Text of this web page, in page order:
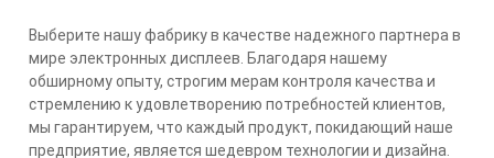
Выберите нашу фабрику в качестве надежного партнера в
мире электронных дисплеев. Благодаря нашему
обширному опыту, строгим мерам контроля качества и
стремлению к удовлетворению потребностей клиентов,
мы гарантируем, что каждый продукт, покидающий наше
предприятие, является шедевром технологии и дизайна.